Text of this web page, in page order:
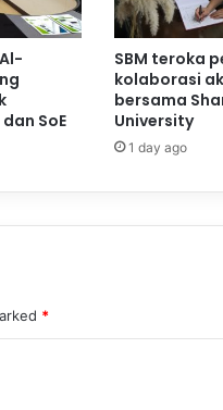
SoE
SBM teroka
kolaborasi
bersama
University
1 day ago
*